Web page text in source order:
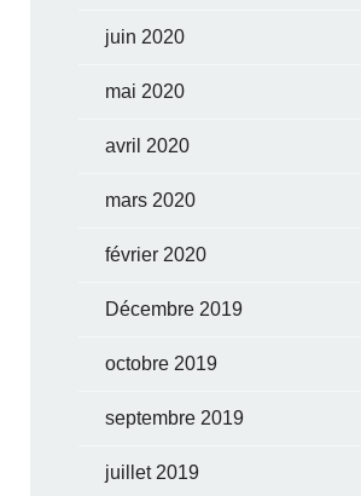
juin 2020
mai 2020
avril 2020
mars 2020
février 2020
Décembre 2019
octobre 2019
septembre 2019
juillet 2019